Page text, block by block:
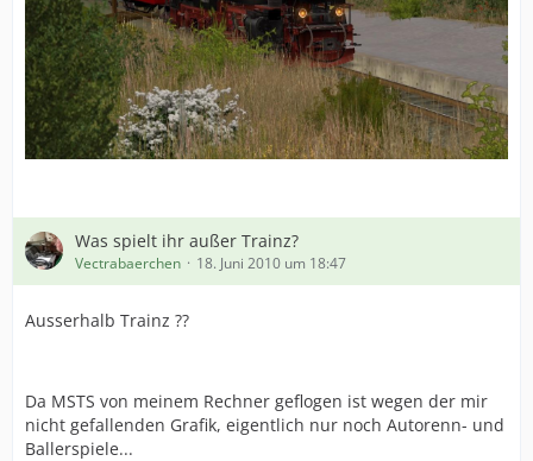
Was spielt ihr außer Trainz?
Vectrabaerchen 18. Juni 2010 um 18:47
Ausserhalb Trainz ??
Da MSTS von meinem Rechner geflogen ist wegen der mir
nicht gefallenden Grafik, eigentlich nur noch Autorenn- und
Ballerspiele...